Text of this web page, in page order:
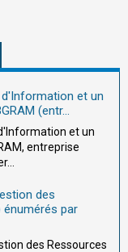
et un
(entr...
et un
entreprise
des
énumérés par
des Ressources